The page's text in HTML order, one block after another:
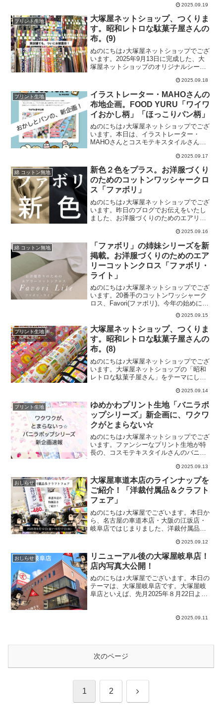
くさん！従来の生地と異なるのは、「コ
いう点です。ポリエステル素材のためシ
ワになりにくく
います。そして、今年新たに大塚屋ネッ
トショップに登場したのが、こちらのス
ーパーラビットボアです。従来のラビッ
トファーよりも少し長めの約１センチほ
どの毛足で、裏面はフラットな構造をし
ています。幅は約70センチ。お値段につ
きましても、従来のものよりもお求めい
ただきやすい価格となりました。「ホワ
イト」と「ブラック」の２種類がござい
ます。とってもふわふわすべすべの手触
りを活かして、「ぬいぐるみ」「クッシ
ョンカバー」「ファー
2025.09.19
プリント生地
大塚屋ネットショップ、つくりま
す。昭和レトロな駄菓子屋さんの
布。(9)
ぬのにちは♪大塚屋ネットショップでござ
います。2025年9月13日に完成した、大
塚屋ネットショップのオリジナルシーチ
DAGASHI- 」。「昭和レトロな駄菓子屋
さん」をテーマに、30種類を超える駄菓
子モチーフをふんだんに取り入れたこの
布は、おかげさまで完成してから一日も
欠かすことなくご注文をいただいている
人気商品となっています。■通販ページは
こちらです駄菓子屋さんの布 -DAGASHI-
（リンク先に商品がない場合は完売で
す）ちなみに、これまで発信した情報に
つきましては、以下のバナーをタップす
販の内容ではなく、大塚屋車道本
2025.09.18
プリント生地
イラストレーター・MAHOさんの
布地企画。FOOD YURU「ワイワ
イおかし柄」「ほっこりパン柄」
ぬのにちは♪大塚屋ネットショップでござ
います。本日は、イラストレーター・
MAHOさんとコスモテキスタイルさんの
します。布地をご覧いただく前に、まず
はイラストレーター・MAHOさんについ
てご覧ください。この投稿をInstagramで
見るMAHO design | ゆるい食べ物イラス
ト(@food_yuru)がシェアした投稿こちら
は、MAHOさんのInstagram投稿のひとつ
です。MAHOさんのアカウントには、こ
んな風に楽しく可愛らしい食べ物イラス
トの投稿があふれています。ときにはシ
ョートストーリーも交えて、まるでゆる
す。■
2025.09.17
綿 コットン無地
新色２色をプラス。お洋服づくり
のためのコットンワッシャークロ
ス「ファボリ」
ぬのにちは♪大塚屋ネットショップでござ
います。昨日のブログでお伝えをいたし
ました、お洋服づくりのためのエアリー
人気のコットン無地「ファボリ」を、軽
やかな質感にアレンジしているのが特長
です。でも、元祖「ファボリ」も引き続
き皆さまに愛される布地として、販売を
継続いたします。その証に、今回ファボ
リには新色を２色、追加いたしました。
その２色というのが、こちらです。モス
グレージュネイビー「モスグレージュ」
も「ネイビー」も、お洒落で、かっこよ
くで、ベーシックという3拍子そろった色
合いをしています。今回の2色を加えるこ
「ファボリ」は全９色
2025.09.16
綿 コットン無地
「ファボリ」の姉妹シリーズを新
掲載。お洋服づくりのためのエア
リーコットンクロス「ファボリ・
ライト」
ぬのにちは♪大塚屋ネットショップでござ
います。20番手のコットンワッシャーク
ロス、Favori(ファボリ)。今年の始めに登
なっています。そしてこの度、「Favori
Lite(ファボリ・ライト)」なる新商品が大
塚屋ネットショップに入荷いたしまし
た。丁寧なワッシャー加工によるナチュ
ラルでソフトな風合いや柔らかな肌心地
はそのままに、より軽やかな30番手のコ
ットンクロスに仕上げました。また、生
地幅も約125cmと、ちょっぴり広くなっ
ているところも嬉しいポイントです。シ
ワの表情感が損なわれにくいキャッチワ
んだ様なくしゅくしゅ感を表
2025.09.15
プリント生地
大塚屋ネットショップ、つくりま
す。昭和レトロな駄菓子屋さんの
布。(8)
ぬのにちは♪大塚屋ネットショップでござ
います。大塚屋ネットショップの「昭和
レトロな駄菓子屋さん」をテーマにした
情報につきましては、以下のバナーをタ
ップするとご覧いただけます。そして、
今回のテーマは・・・こちらです！！！
2025年9月13日。駄菓子屋さんの布、完
成記念日。2025年9月13日、土曜日の
朝。大きなトラックが大塚屋に到着する
と…その中から登場したのは、できあが
ったばかりの反物でした。その反物とい
うのが、これまでに累計7回ものブログ記
事でお知らせをしていました「駄菓子屋
いの６色の中に、数えきれないほどたく
さんの駄菓
2025.09.14
プリント生地
ゆめかわプリント生地「バニラポ
ップシリーズ」新企画に、ワクワ
クがとまらない☆
ぬのにちは♪大塚屋ネットショップでござ
います。ファンシーなプリント生地が特
長の、コスモテキスタイルさんのバニラ
ップシリーズの企画中の最新情報をGET
いたしました。そのテーマは、久々に登
場の「ユニコーン」モチーフです。ハー
トとユニコーンをミックス。ギンガムチ
ェックとユニコーンをミックス。そし
て、オーロラ調の背景＆ストロベリー
と、ユニコーンをミックス。ユニコーン
づくしの3部作に、トキメキがとまりませ
ん♡まだ今のところカラーラインナップ
や入荷時期は決まっていませんが、きっ
ことでしょう！続報をお楽しみにお待ち
くださいませ。現在販売
2025.09.13
おしらせ
大塚屋車道本店のラインナップを
ご紹介！「洋裁付属品＆クラフト
フェア」
ぬのにちは♪大塚屋でございます。本日か
ら、名古屋の車道本店・大阪の江坂店・
岐阜店ではじまりました、洋裁付属品＆
は、今週水曜日のブログですでに発信を
しています。そして今回のブログでは、
セール初日の開店前に大塚屋車道本店で
撮影した写真を公開いたします。なお、
今回のフェア商品は店舗ごとに大きく内
容が異なりますので、江坂店・岐阜店に
つきましては店舗ごとのホームページを
チェックしてみてくださいね（店舗写真
します）車道本店(名古屋)江坂店(大阪)岐
2025.09.12
おしらせ
リニューアル後の大塚屋岐阜店！
店内写真大公開！
ぬのにちは♪大塚屋でございます。本日の
テーマは、大塚屋岐阜店です。大塚屋岐
阜店といえば、先月2025年８月22日より
開催したしたところ、通常の2倍ほどのお
ことにはお気づきでしょうか）そこで今
いたしました。（写真は2025年9月8日に
撮影したものです）大塚屋岐阜店１階大
力・特価
2025.09.11
次のページ
1 2 次